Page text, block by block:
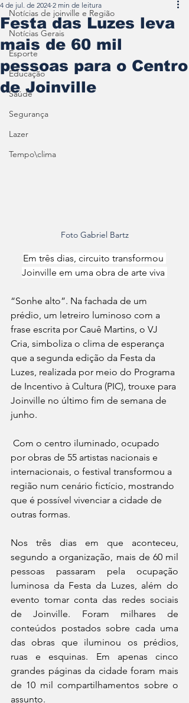
Notícias de joinville e Região
Notícias Gerais
Esporte
Educação
Saúde
Segurança
Lazer
Tempo\clima
Festa das Luzes leva
mais de 60 mil
pessoas para o Centro
de Joinville
4 de jul. de 2024 2 min de leitura
Foto Gabriel Bartz
Em três dias, circuito transformou
Joinville em uma obra de arte viva
“Sonhe alto”. Na fachada de um
prédio, um letreiro luminoso com a
frase escrita por Cauê Martins, o VJ
Cria, simboliza o clima de esperança
que a segunda edição da Festa da
Luzes, realizada por meio do Programa
de Incentivo à Cultura (PIC), trouxe para
Joinville no último fim de semana de
junho.
por obras de 55 artistas nacionais e
internacionais, o festival transformou a
região num cenário fictício, mostrando
que é possível vivenciar a cidade de
outras formas.
Nos três dias em que aconteceu,
segundo a organização, mais de 60 mil
pessoas passaram pela ocupação
luminosa da Festa da Luzes, além do
evento tomar conta das redes sociais
de Joinville. Foram milhares de
conteúdos postados sobre cada uma
das obras que iluminou os prédios,
ruas e esquinas. Em apenas cinco
grandes páginas da cidade foram mais
de 10 mil compartilhamentos sobre o
assunto.